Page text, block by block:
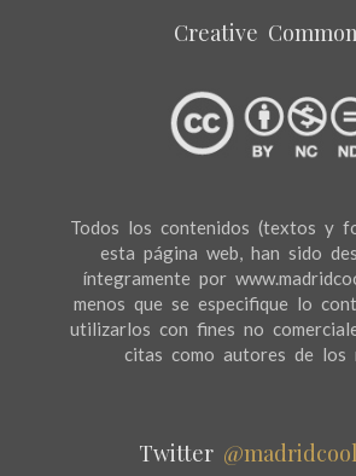
Creative
Todos los contenidos (textos y
esta página web, han sido
íntegramente por
menos que se especifique lo
utilizarlos con fines no
citas como autores de los
Twitter